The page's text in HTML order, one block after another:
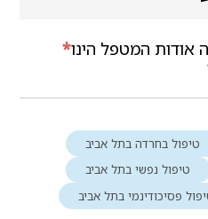
*אודות המטפל הינו
טיפול בחרדה בתל אביב
טיפול נפשי בתל אביב
פסיכודינמי בתל אביב